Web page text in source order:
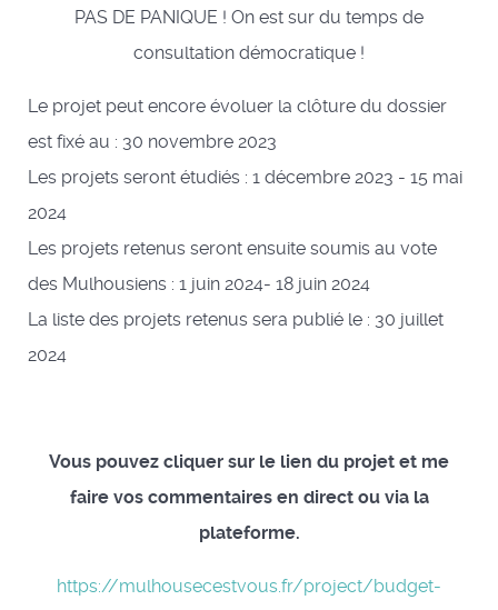
PAS DE PANIQUE ! On est sur du temps de
consultation démocratique !
Le projet peut encore évoluer la clôture du dossier
est fixé au : 30 novembre 2023
Les projets seront étudiés : 1 décembre 2023 - 15 mai
2024
Les projets retenus seront ensuite soumis au vote
des Mulhousiens : 1 juin 2024- 18 juin 2024
La liste des projets retenus sera publié le : 30 juillet
2024
Vous pouvez cliquer sur le lien du projet et me
faire vos commentaires en direct ou via la
plateforme.
https://mulhousecestvous.fr/project/budget-